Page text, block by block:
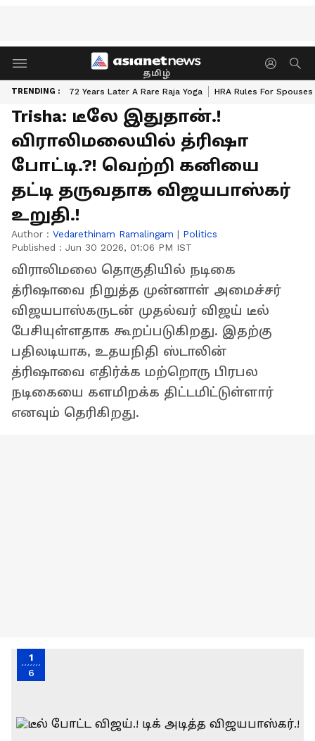
தமிழ்
TRENDING : 72 Years Later A Rare Raja Yoga HRA Rules For Spouses
Trisha: டீலே இதுதான்.!
விராலிமலையில் த்ரிஷா
போட்டி.?! வெற்றி கனியை
தட்டி தருவதாக விஜயபாஸ்கர்
உறுதி.!
Author : Vedarethinam Ramalingam | Politics
Published : Jun 30 2026, 01:06 PM IST
விராலிமலை தொகுதியில் நடிகை
த்ரிஷாவை நிறுத்த முன்னாள் அமைச்சர்
விஜயபாஸ்கருடன் முதல்வர் விஜய் டீல்
பேசியுள்ளதாக கூறப்படுகிறது. இதற்கு
பதிலடியாக, உதயநிதி ஸ்டாலின்
த்ரிஷாவை எதிர்க்க மற்றொரு பிரபல
நடிகையை களமிறக்க திட்டமிட்டுள்ளார்
எனவும் தெரிகிறது.
1
6